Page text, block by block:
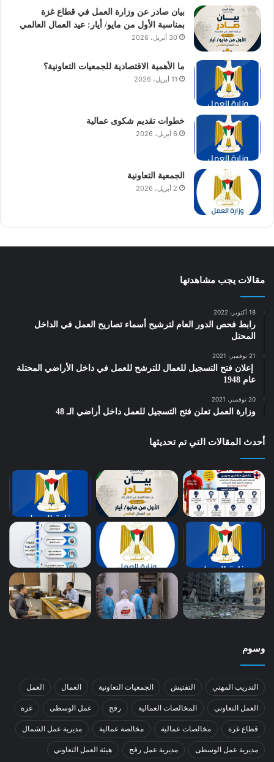
بيان صادر عن وزارة العمل في قطاع غزة
بمناسبة الأول من مايو/ أيار: عيد العمال العالمي
30 أبريل، 2026
ما الأهمية الاقتصادية للجمعيات التعاونية؟
11 أبريل، 2026
خطوات تقديم شكوى عمالية
6 أبريل، 2026
الجمعية التعاونية
2 أبريل، 2026
مقالات يجب مشاهدتها
18 أكتوبر، 2022
رابط فحص الدور العام لترشيح أسماء تصاريح العمل في الداخل
المحتل
21 نوفمبر، 2021
‎ إعلان فتح التسجيل للعمال للترشح للعمل في داخل الأراضي المحتلة
عام 1948
20 نوفمبر، 2021
وزارة العمل تعلن فتح التسجيل للعمل داخل أراضي الـ 48
أحدث المقالات التي تم تحديثها
وسوم
التدريب المهني التفتيش الجمعيات التعاونية العمال العمل
العمل التعاوني المخالصات العمالية رفح عمل الوسطى غزة
قطاع غزة مخالصات عمالية مخالصة عمالية مديرية عمل الشمال
مديرية عمل الوسطى مديرية عمل رفح هيئة العمل التعاوني